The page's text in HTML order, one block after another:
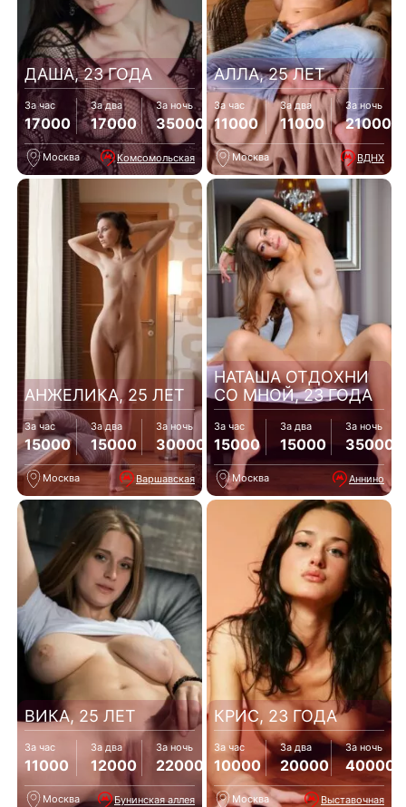
ДАША, 23 ГОДА
За час
17000
За два
17000
За ночь
35000
Москва Комсомольская
АЛЛА, 25 ЛЕТ
За час
11000
За два
11000
За ночь
21000
Москва ВДНХ
АНЖЕЛИКА, 25 ЛЕТ
За час
15000
За два
15000
За ночь
30000
Москва Варшавская
НАТАША ОТДОХНИ
СО МНОЙ, 23 ГОДА
За час
15000
За два
15000
За ночь
35000
Москва Аннино
ВИКА, 25 ЛЕТ
За час
11000
За два
12000
За ночь
22000
Москва Бунинская аллея
КРИС, 23 ГОДА
За час
10000
За два
20000
За ночь
40000
Москва Выставочная